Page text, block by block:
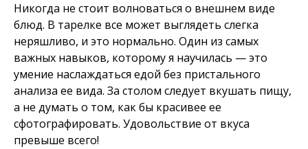
Никогда не стоит волноваться о внешнем виде
блюд. В тарелке все может выглядеть слегка
неряшливо, и это нормально. Один из самых
важных навыков, которому я научилась — это
умение наслаждаться едой без пристального
анализа ее вида. За столом следует вкушать пищу,
а не думать о том, как бы красивее ее
сфотографировать. Удовольствие от вкуса
превыше всего!